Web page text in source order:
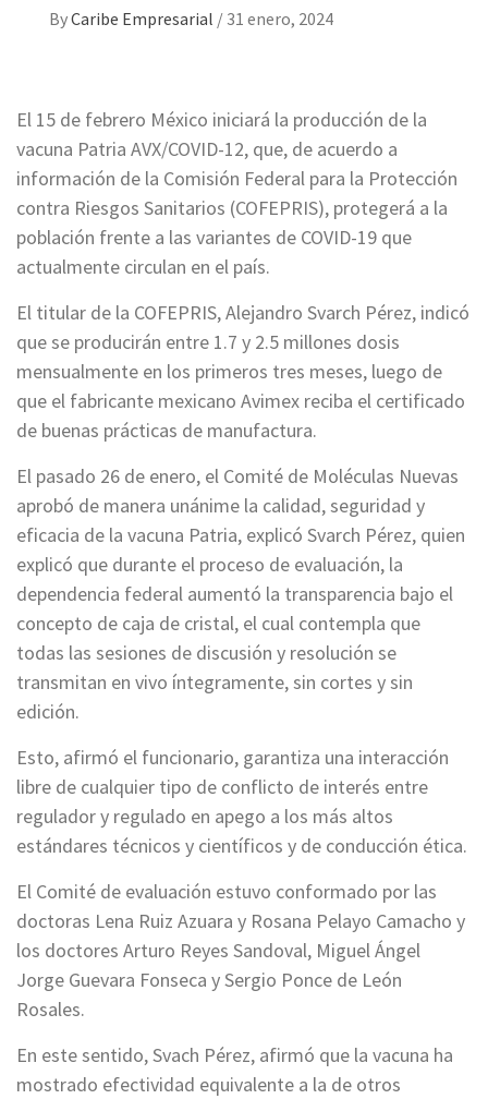
ByCaribe Empresarial / 31 enero, 2024
El 15 de febrero México iniciará la producción de la
vacuna Patria AVX/COVID-12, que, de acuerdo a
información de la Comisión Federal para la Protección
contra Riesgos Sanitarios (COFEPRIS), protegerá a la
población frente a las variantes de COVID-19 que
actualmente circulan en el país.
El titular de la COFEPRIS, Alejandro Svarch Pérez, indicó
que se producirán entre 1.7 y 2.5 millones dosis
mensualmente en los primeros tres meses, luego de
que el fabricante mexicano Avimex reciba el certificado
de buenas prácticas de manufactura.
El pasado 26 de enero, el Comité de Moléculas Nuevas
aprobó de manera unánime la calidad, seguridad y
eficacia de la vacuna Patria, explicó Svarch Pérez, quien
explicó que durante el proceso de evaluación, la
dependencia federal aumentó la transparencia bajo el
concepto de caja de cristal, el cual contempla que
todas las sesiones de discusión y resolución se
transmitan en vivo íntegramente, sin cortes y sin
edición.
Esto, afirmó el funcionario, garantiza una interacción
libre de cualquier tipo de conflicto de interés entre
regulador y regulado en apego a los más altos
estándares técnicos y científicos y de conducción ética.
El Comité de evaluación estuvo conformado por las
doctoras Lena Ruiz Azuara y Rosana Pelayo Camacho y
los doctores Arturo Reyes Sandoval, Miguel Ángel
Jorge Guevara Fonseca y Sergio Ponce de León
Rosales.
En este sentido, Svach Pérez, afirmó que la vacuna ha
mostrado efectividad equivalente a la de otros